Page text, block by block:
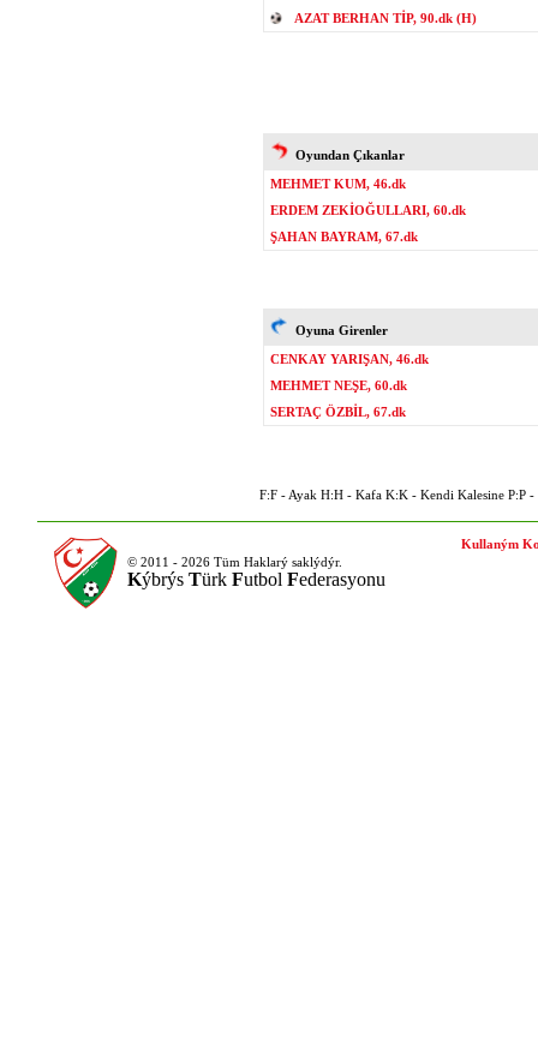
AZAT BERHAN TİP, 90.dk (H)
Oyundan Çıkanlar
MEHMET KUM, 46.dk
ERDEM ZEKİOĞULLARI, 60.dk
ŞAHAN BAYRAM, 67.dk
Oyuna Girenler
CENKAY YARIŞAN, 46.dk
MEHMET NEŞE, 60.dk
SERTAÇ ÖZBİL, 67.dk
F:F - Ayak H:H - Kafa K:K - Kendi Kalesine P:P -
© 2011 - 2026 Tüm Haklarý saklýdýr.
Kýbrýs Türk Futbol Federasyonu
Kullaným